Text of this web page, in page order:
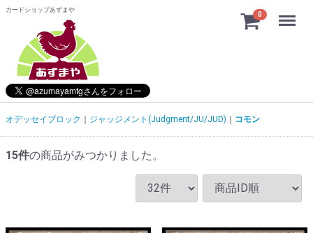
カードショップあずまや
0 Menu
オデッセイブロック ジャッジメント(Judgment/JU/JUD) コモン
15件の商品がみつかりました。